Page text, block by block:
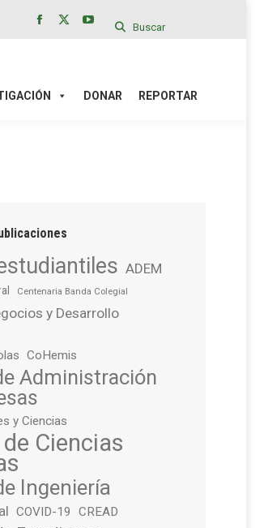
in
in
YouTube
in
Buscar
DONAR REPORTAR
ADEM
Centenaria Banda Colegial
y Desarrollo
CoHemis
Administración
y Ciencias
Ciencias
Ingeniería
COVID-19 CREAD